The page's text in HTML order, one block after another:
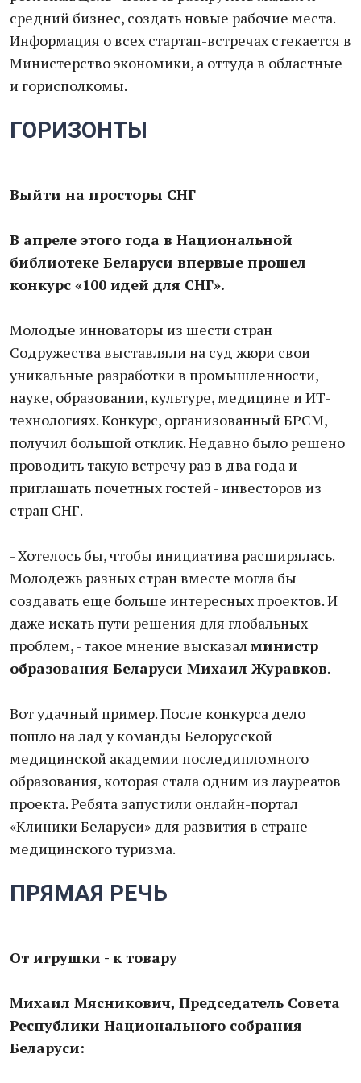
средний бизнес, создать новые рабочие места.
Информация о всех стартап-встречах стекается в
Министерство экономики, а оттуда в областные
и горисполкомы.
ГОРИЗОНТЫ
Выйти на просторы СНГ
В апреле этого года в Национальной
библиотеке Беларуси впервые прошел
конкурс «100 идей для СНГ».
Молодые инноваторы из шести стран
Содружества выставляли на суд жюри свои
уникальные разработки в промышленности,
науке, образовании, культуре, медицине и ИТ-
технологиях. Конкурс, организованный БРСМ,
получил большой отклик. Недавно было решено
проводить такую встречу раз в два года и
приглашать почетных гостей - инвесторов из
стран СНГ.
- Хотелось бы, чтобы инициатива расширялась.
Молодежь разных стран вместе могла бы
создавать еще больше интересных проектов. И
даже искать пути решения для глобальных
проблем, - такое мнение высказал министр
образования Беларуси Михаил Журавков.
Вот удачный пример. После конкурса дело
пошло на лад у команды Белорусской
медицинской академии последипломного
образования, которая стала одним из лауреатов
проекта. Ребята запустили онлайн-портал
«Клиники Беларуси» для развития в стране
медицинского туризма.
ПРЯМАЯ РЕЧЬ
От игрушки - к товару
Михаил Мясникович, Председатель Совета
Республики Национального собрания
Беларуси: